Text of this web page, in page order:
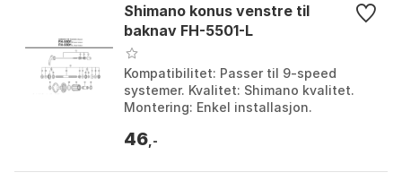
Shimano konus venstre til
baknav FH-5501-L
Kompatibilitet: Passer til 9-speed
systemer. Kvalitet: Shimano kvalitet.
Montering: Enkel installasjon.
FH-5501-L.
46 ,-